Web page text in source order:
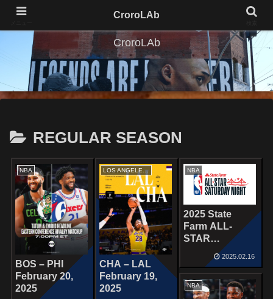
CroroLAb
REGULAR SEASON
NBA
BOS – PHI
February 20,
2025
LOS ANGELES LAKERS
CHA – LAL
February 19,
2025
NBA
2025 State
Farm ALL-
STAR
SATURDAY
NIGHT
2025.02.16
NBA
CroroLAb